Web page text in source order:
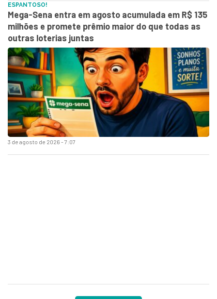
3 de agosto de 2026 - 7:07
ESPANTOSO!
Mega-Sena entra em agosto acumulada em R$ 135
milhões e promete prêmio maior do que todas as
outras loterias juntas